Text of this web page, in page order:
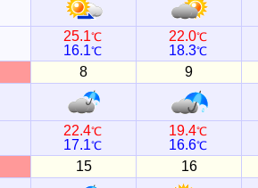
25.1℃
16.1℃
22.0℃
18.3℃
8 9
22.4℃
17.1℃
19.4℃
16.6℃
15 16